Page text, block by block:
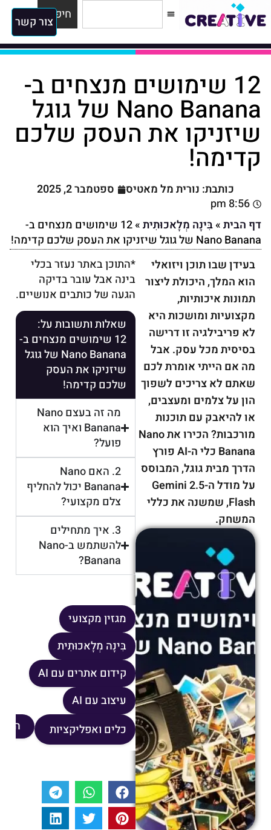
חיפושצור קשר
12 שימושים מנצחים ב-
Nano Banana של גוגל
שיזניקו את העסק שלכם
קדימה!
כותבת: נורית מל מאטיס
ספטמבר 2, 2025
8:56 pm
דף הבית»בִּינָה מְלָאכוּתִית»
12 שימושים מנצחים ב-
Nano Banana של גוגל שיזניקו את העסק שלכם קדימה!
בעידן שבו תוכן ויזואלי
הוא המלך, היכולת ליצור
תמונות איכותיות,
מקצועיות ומושכות היא
לא פריבילגיה זו דרישה
בסיסית מכל עסק. אבל
מה אם הייתי אומרת לכם
שאתם לא צריכים לשפוך
הון על צלמים ומעצבים,
או להיאבק עם תוכנות
מורכבות? הכירו את Nano
Banana כלי ה-AI פורץ
הדרך מבית גוגל, המבוסס
על מודל ה-Gemini 2.5
Flash, שמשנה את כללי
המשחק.
*התוכן באתר נעזר בכלי
בינה אבל עובר בדיקה
הגעה של כותבים אנושיים.
שאלות ותשובות על:
12 שימושים מנצחים ב-
Nano Banana של גוגל
שיזניקו את העסק
שלכם קדימה!
מה זה בעצם Nano
Banana ואיך הוא
פועל?
2. האם Nano
Banana יכול להחליף
צלם מקצועי?
3. איך מתחילים
להשתמש ב-Nano
Banana?
מגזין מקצועי
בִּינָה מְלָאכוּתִית
קידום אתרים עם AI
עיצוב עם AI
כלים ואפליקציות
להדרכות